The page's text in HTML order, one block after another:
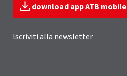
download app ATB mobile
Iscriviti alla newsletter